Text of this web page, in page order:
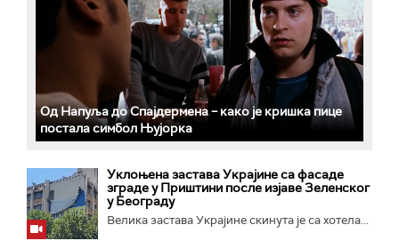
Од Напуља до Спајдермена – како је кришка пице
постала симбол Њујорка
Уклоњена застава Украјине са фасаде
зграде у Приштини после изјаве Зеленског
у Београду
Велика заставa Украјине скинута је са хотела...